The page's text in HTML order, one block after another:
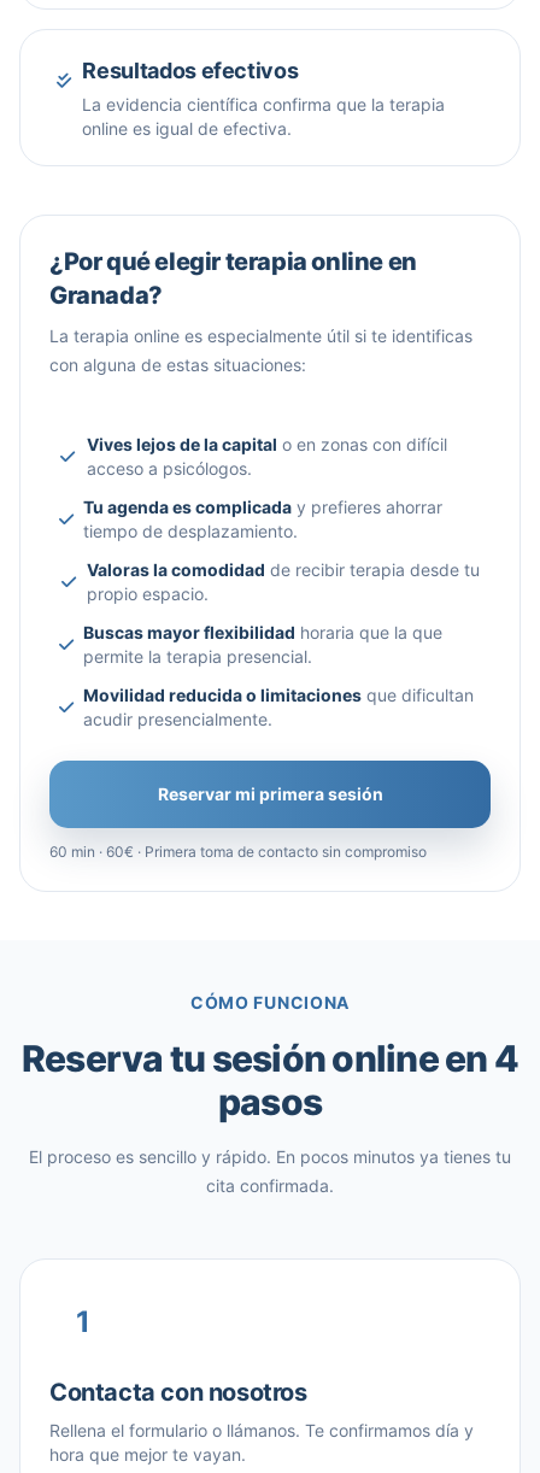
Resultados efectivos
La evidencia científica confirma que la terapia
online es igual de efectiva.
¿Por qué elegir terapia online en
Granada?
La terapia online es especialmente útil si te identificas
con alguna de estas situaciones:
Vives lejos de la capital o en zonas con difícil
acceso a psicólogos.
Tu agenda es complicada y prefieres ahorrar
tiempo de desplazamiento.
Valoras la comodidad de recibir terapia desde tu
propio espacio.
Buscas mayor flexibilidad horaria que la que
permite la terapia presencial.
Movilidad reducida o limitacionesque dificultan
acudir presencialmente.
Reservar mi primera sesión
60 min · 60€ · Primera toma de contacto sin compromiso
CÓMO FUNCIONA
Reserva tu sesión online en 4
pasos
El proceso es sencillo y rápido. En pocos minutos ya tienes tu
cita confirmada.
1
Contacta con nosotros
Rellena el formulario o llámanos. Te confirmamos día y
hora que mejor te vayan.